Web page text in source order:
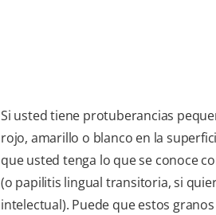
Si usted tiene protuberancias
rojo, amarillo o blanco en la
que usted tenga lo que se conoce
(o papilitis lingual transitoria, si
intelectual). Puede que estos